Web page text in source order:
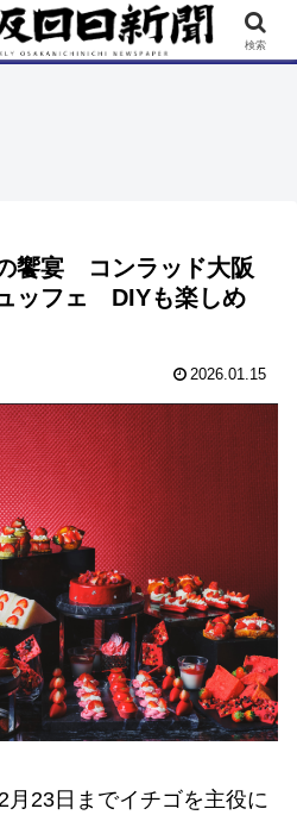
連載 街ネタ イベント
饗宴 コンラッド大阪
ッフェ DIYも楽しめ
2026.01.15
23日までイチゴを主役に
検索